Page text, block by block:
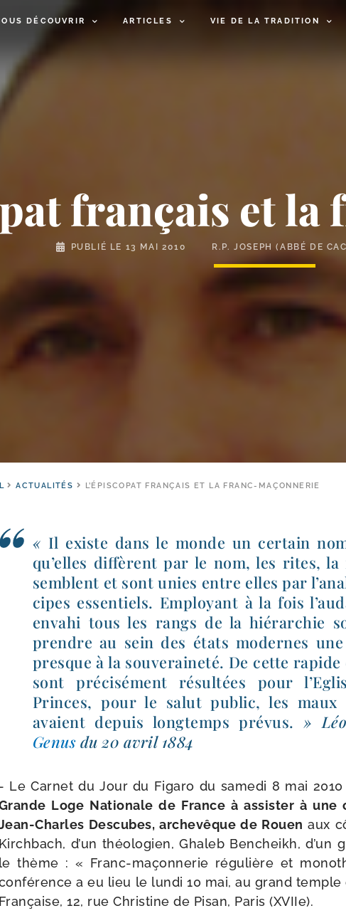
DÉCOUVRIR ARTICLES VIE DE LA TRADITION
français et
PUBLIÉ LE 13 MAI 2010 R.P. JOSEPH (ABBÉ DE
ACTUALITÉS L’ÉPISCOPAT FRANÇAIS ET LA FRANC-MAÇONNERIE
« Il existe dans le monde un cer­tain
qu’elles dif­fèrent par le nom, les rites,
semblent et sont unies entre elles par
cipes essen­tiels. Employant à la fois
enva­hi tous les rangs de la hié­rar­chie
prendre au sein des états modernes
presque à la sou­ve­rai­ne­té. De cette
sont pré­ci­sé­ment résul­tées pour
Princes, pour le salut public, les maux
avaient depuis long­temps pré­vus. »
Genus du 20 avril 1884
- Le Carnet du Jour du Figaro du same­di 8 mai
Loge Nationale de France à assis­ter à une
​Charles Descubes, arche­vêque de Rouen aux
Kirchbach, d’un théo­lo­gien, Ghaleb Bencheikh, d’un
le thème : « Franc-​maçonnerie régu­lière et
a eu lieu le lun­di 10 mai, au grand
Française, 12, rue Christine de Pisan, Paris (XVIIe).